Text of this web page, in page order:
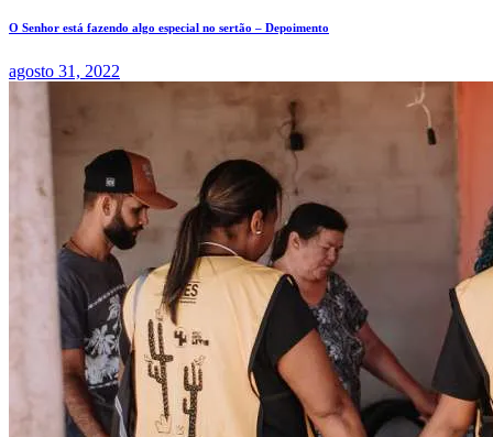
O Senhor está fazendo algo especial no sertão – Depoimento
agosto 31, 2022